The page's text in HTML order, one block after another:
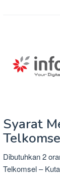
Syarat
Dibutuhkan 2
Telkomsel –